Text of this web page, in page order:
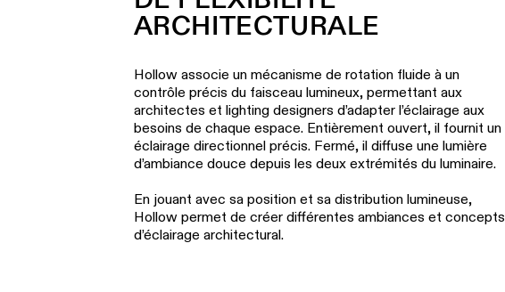
ARCHITECTURALE
Hollow associe un mécanisme de rotation fluide à un
contrôle précis du faisceau lumineux, permettant aux
architectes et lighting designers d’adapter l’éclairage aux
besoins de chaque espace. Entièrement ouvert, il fournit un
éclairage directionnel précis. Fermé, il diffuse une lumière
d’ambiance douce depuis les deux extrémités du luminaire.
En jouant avec sa position et sa distribution lumineuse,
Hollow permet de créer différentes ambiances et concepts
d’éclairage architectural.